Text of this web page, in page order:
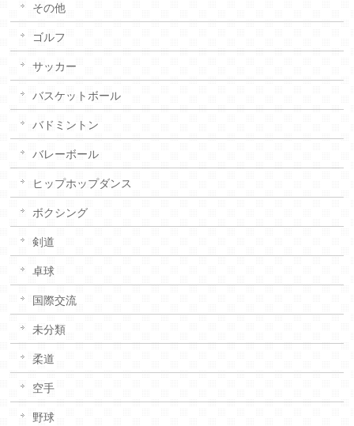
その他
ゴルフ
サッカー
バスケットボール
バドミントン
バレーボール
ヒップホップダンス
ボクシング
剣道
卓球
国際交流
未分類
柔道
空手
野球